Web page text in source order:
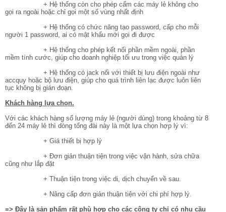
+ Hệ thống còn cho phép cấm các máy lẻ không cho
gọi ra ngoài hoặc chỉ gọi một số vùng nhất định
+ Hệ thống có chức năng tạo password, cấp cho mỗi
người 1 password, ai có mật khẩu mới gọi đi được
+ Hệ thống cho phép kết nối phần mềm ngoài, phần
mềm tính cước, giúp cho doanh nghiệp tối ưu trong việc quản lý
+ Hệ thống có jack nối với thiết bị lưu điện ngoài như
accquy hoặc bộ lưu điện, giúp cho quá trình liên lạc được luôn liên
tục không bị gián đoạn.
Khách hàng lựa chọn.
Với các khách hàng số lượng máy lẻ (người dùng) trong khoảng từ 8
đến 24 máy lẻ thì dòng tổng đài này là một lựa chọn hợp lý vì:
+ Giá thiết bị hợp lý
+ Đơn giản thuận tiện trong việc vận hành, sửa chữa
cũng như lắp đặt
+ Thuận tiện trong việc di, dịch chuyển về sau.
+ Nâng cấp đơn giản thuận tiện với chi phí hợp lý.
=> Đây là sản phẩm rất phù hợp cho các công ty chỉ có nhu cầu